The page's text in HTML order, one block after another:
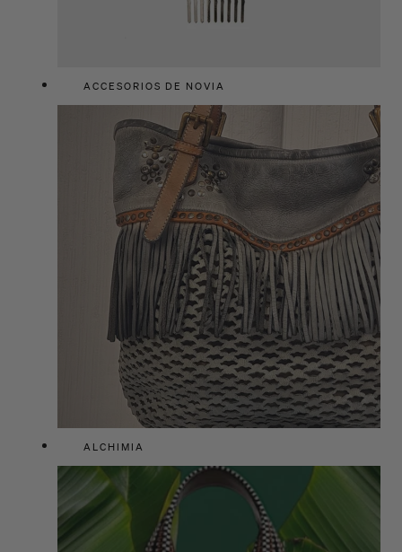
ACCESORIOS DE NOVIA
ALCHIMIA